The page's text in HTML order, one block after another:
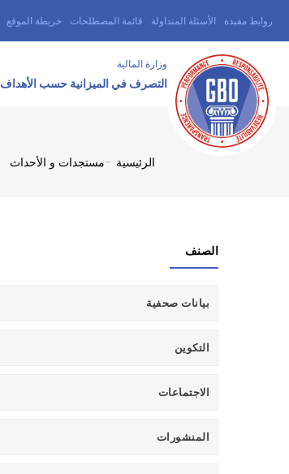
الرئيسي
TOPBAR
روابط مفيدة الأسئلة المتداولة قائمة المصطلحات خريطة الموقع
وزارة المالية ‎
التصرف في الميزانية حسب الأهداف
Breadcrumb
الرئيسية -مستجدات و الأحداث
الصنف
بيانات صحفية
التكوين
الاجتماعات
المنشورات